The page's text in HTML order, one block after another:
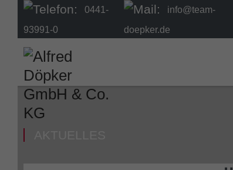
0441-
93991-0
info@team-
doepker.de